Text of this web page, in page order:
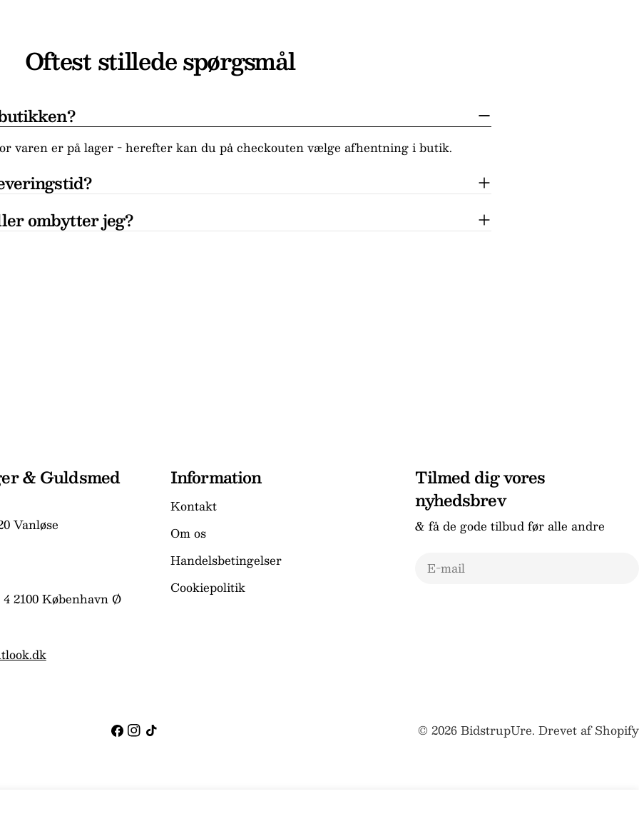
Oftest stillede spørgsmål
varen er på lager - herefter kan du på checkouten vælge afhentning i butik.
ombytter jeg?
& Guldsmed
Vanløse
2100 København Ø
Information
Kontakt
Om os
Handelsbetingelser
Cookiepolitik
Tilmed dig vores
nyhedsbrev
& få de gode tilbud før alle andre
E-
Facebook
Instagram
TikTok © 2026BidstrupUre. Drevet af Shopify